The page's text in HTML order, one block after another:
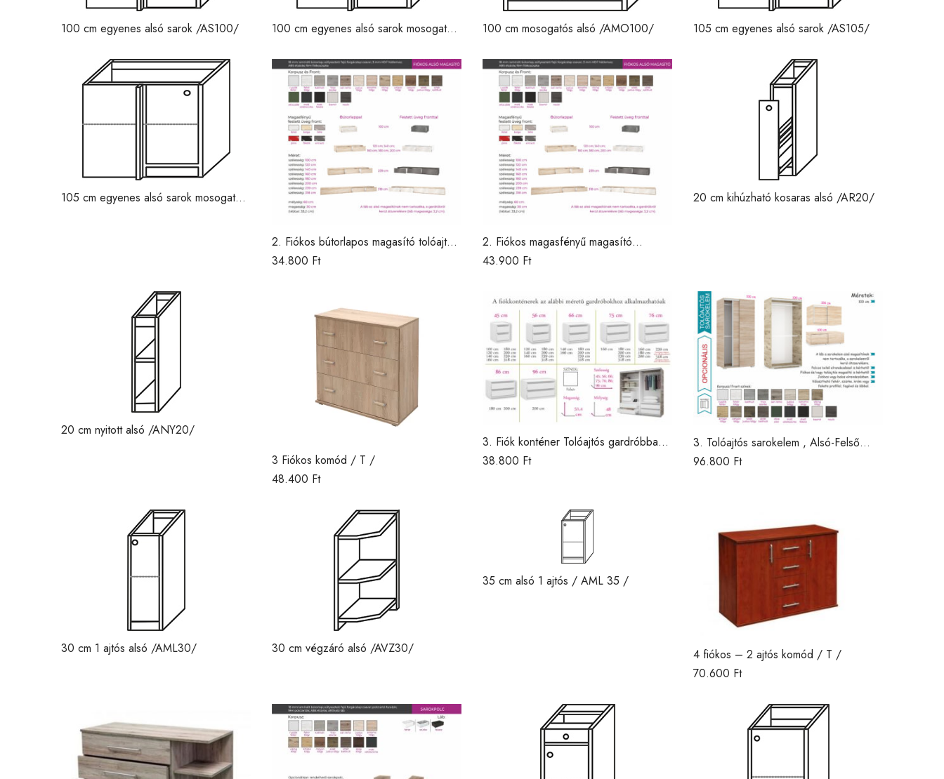
100 cm egyenes alsó sarok /AS100/
100 cm egyenes alsó sarok mosogatós
100 cm mosogatós alsó /AMO100/ 105 cm egyenes alsó sarok /AS105/
105 cm egyenes alsó sarok mosogatós
2. Fiókos bútorlapos magasító tolóajtós
gardróbhoz /DNY/
34.800 Ft
2. Fiókos magasfényű magasító
tolóajtós gardróbhoz /DNY/
43.900 Ft
20 cm kihúzható kosaras alsó /AR20/
20 cm nyitott alsó /ANY20/
3 Fiókos komód / T /
48.400 Ft
3. Fiók konténer Tolóajtós gardróbba
/DNY/
38.800 Ft
3. Tolóajtós sarokelem , Alsó-Felső
magsító BL / DNY /
96.800 Ft
30 cm 1 ajtós alsó /AML30/ 30 cm végzáró alsó /AVZ30/
35 cm alsó 1 ajtós / AML 35 /
4 fiókos – 2 ajtós komód / T /
70.600 Ft